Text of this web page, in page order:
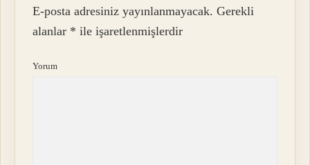
E-posta adresiniz yayınlanmayacak. Gerekli
alanlar * ile işaretlenmişlerdir
Yorum